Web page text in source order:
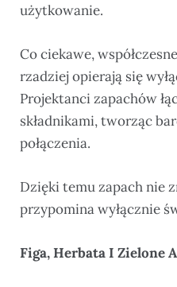
użytkowanie.
Co ciekawe,
rzadziej opierają się
Projektanci zapachów
składnikami, tworząc
połączenia.
Dzięki temu zapach nie
przypomina wyłącznie
Figa, Herbata I Zielone